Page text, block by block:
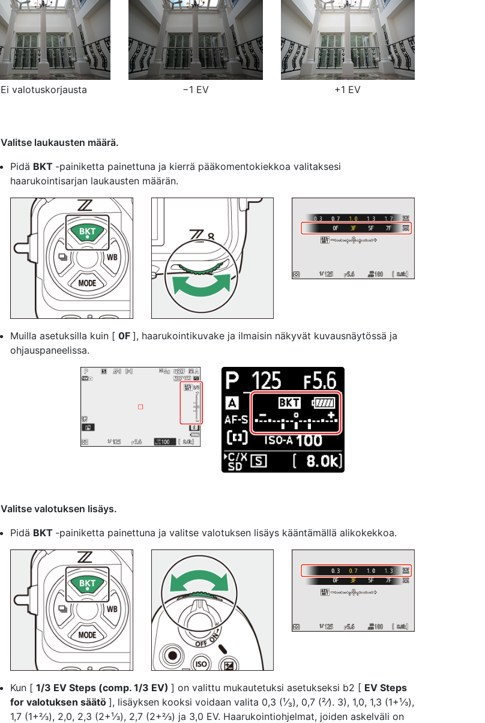
Ei valotuskorjausta −1 EV +1 EV
Valitse laukausten määrä.
Pidä BKT -painiketta painettuna ja kierrä pääkomentokiekkoa valitaksesi
haarukointisarjan laukausten määrän.
Muilla asetuksilla kuin [ 0F ], haarukointikuvake ja ilmaisin näkyvät kuvausnäytössä ja
ohjauspaneelissa.
Valitse valotuksen lisäys.
Pidä BKT -painiketta painettuna ja valitse valotuksen lisäys kääntämällä alikokekkoa.
Kun [ 1/3 EV Steps (comp. 1/3 EV) ] on valittu mukautetuksi asetukseksi b2 [ EV Steps
for valotuksen säätö ], lisäyksen kooksi voidaan valita 0,3 (¹⁄₃), 0,7 (²⁄). 3), 1,0, 1,3 (1+¹⁄3),
1,7 (1+2⁄3), 2,0, 2,3 (2+¹⁄3), 2,7 (2+2⁄3) ja 3,0 EV. Haarukointiohjelmat, joiden askelväli on